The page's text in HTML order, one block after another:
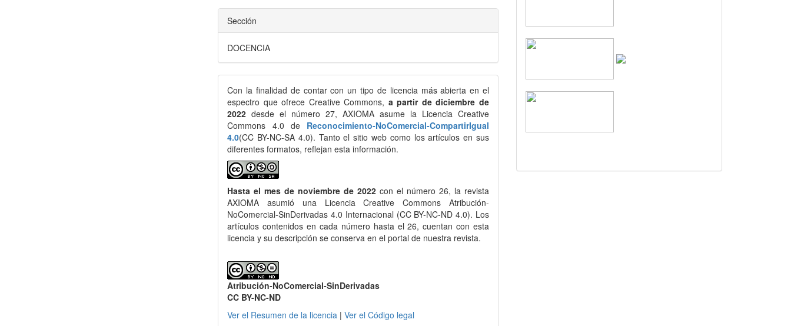
Sección
DOCENCIA
Con la finalidad de contar con un tipo de licencia más abierta en el
espectro que ofrece Creative Commons, a partir de diciembre de
2022 desde el número 27, AXIOMA asume la Licencia Creative
Commons 4.0 de Reconocimiento-NoComercial-CompartirIgual
4.0(CC BY-NC-SA 4.0). Tanto el sitio web como los artículos en sus
diferentes formatos, reflejan esta información.
Hasta el mes de noviembre de 2022 con el número 26, la revista
AXIOMA asumió una Licencia Creative Commons Atribución-
NoComercial-SinDerivadas 4.0 Internacional (CC BY-NC-ND 4.0). Los
artículos contenidos en cada número hasta el 26, cuentan con esta
licencia y su descripción se conserva en el portal de nuestra revista.
Atribución-NoComercial-SinDerivadas
CC BY-NC-ND
Ver el Resumen de la licencia |Ver el Código legal